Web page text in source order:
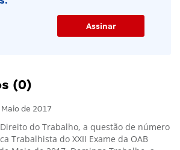
(0)
de 2017
do Trabalho, a questão de número
Trabalhista do XXII Exame da OAB